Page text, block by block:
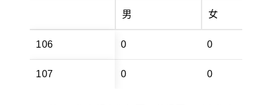
男 女
106 0 0
107 0 0